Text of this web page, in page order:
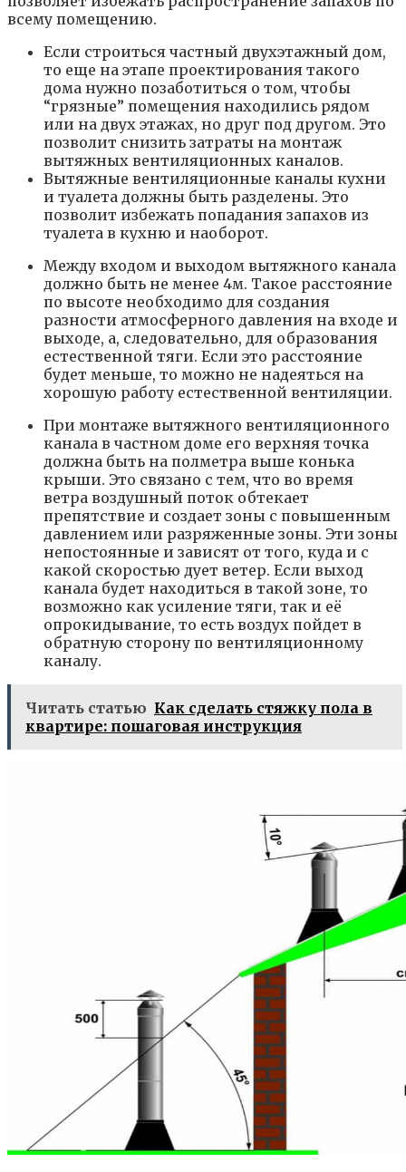
всему помещению.
Если строиться частный двухэтажный дом,
то еще на этапе проектирования такого
дома нужно позаботиться о том, чтобы
“грязные” помещения находились рядом
или на двух этажах, но друг под другом. Это
позволит снизить затраты на монтаж
вытяжных вентиляционных каналов.
Вытяжные вентиляционные каналы кухни
и туалета должны быть разделены. Это
позволит избежать попадания запахов из
туалета в кухню и наоборот.
Между входом и выходом вытяжного канала
должно быть не менее 4м. Такое расстояние
по высоте необходимо для создания
разности атмосферного давления на входе и
выходе, а, следовательно, для образования
естественной тяги. Если это расстояние
будет меньше, то можно не надеяться на
хорошую работу естественной вентиляции.
При монтаже вытяжного вентиляционного
канала в частном доме его верхняя точка
должна быть на полметра выше конька
крыши. Это связано с тем, что во время
ветра воздушный поток обтекает
препятствие и создает зоны с повышенным
давлением или разряженные зоны. Эти зоны
непостоянные и зависят от того, куда и с
какой скоростью дует ветер. Если выход
канала будет находиться в такой зоне, то
возможно как усиление тяги, так и её
опрокидывание, то есть воздух пойдет в
обратную сторону по вентиляционному
каналу.
Читать статью Как сделать стяжку пола в
квартире: пошаговая инструкция